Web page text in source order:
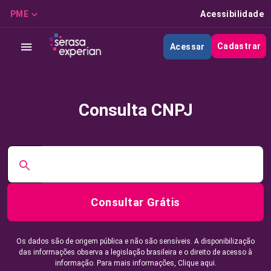
PME Acessibilidade
Acessar Cadastrar
Consulta CNPJ
Consultar Grátis
Os dados são de origem pública e não são sensíveis. A disponibilização
das informações observa a legislação brasileira e o direito de acesso à
informação. Para mais informações, Clique aqui.